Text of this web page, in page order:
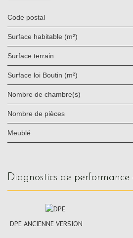
Code postal
Surface habitable (m²)
surface terrain
Surface loi Boutin (m²)
Nombre de chambre(s)
Nombre de pièces
Meublé
diagnostics de
DPE ANCIENNE VERSION